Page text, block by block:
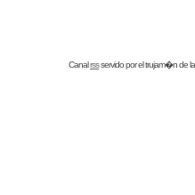
Canalrssservido por eltrujam�nde